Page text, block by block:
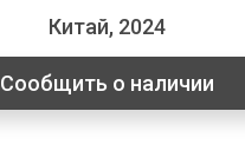
Китай, 2024
Сообщить о наличии